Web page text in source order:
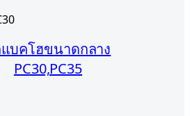
บคโฮขนาดกลาง
PC30,PC35